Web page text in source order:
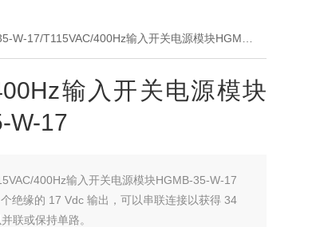
17/T115VAC/400Hz输入开关电源模块HGMB-35-W-17
输入开关电源模块
W-17
400Hz输入开关电源模块HGMB-35-W-17
绝缘的 17 Vdc 输出，可以串联连接以获得 34
联或保持单路。